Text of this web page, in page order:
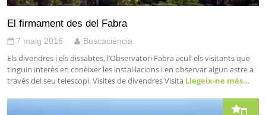
El firmament des del Fabra
7 maig 2016 Buscaciència
Els divendres i els dissabtes, l’Observatori Fabra acull els visitants que
tinguin interès en conèixer les instal·lacions i en observar algun astre a
través del seu telescopi. Visites de divendres Visita Llegeix-ne més…